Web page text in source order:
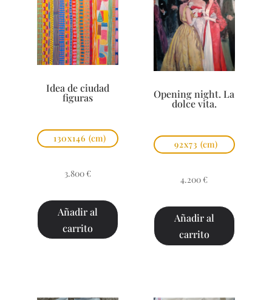
Idea de ciudad
figuras
130x146 (cm)
3.800 €
Añadir al
carrito
Opening night. La
dolce vita.
92x73 (cm)
4.200 €
Añadir al
carrito